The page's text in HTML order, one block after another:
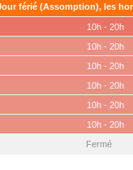
férié (Assomption), les
10h - 20h
10h - 20h
10h - 20h
10h - 20h
10h - 20h
10h - 20h
Fermé